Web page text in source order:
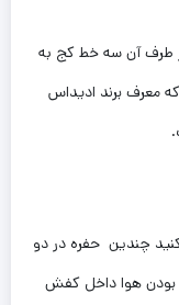
طرف آن سه خط کج به
معرف برند ادیداس
چندین حفره در دو
بودن هوا داخل کفش